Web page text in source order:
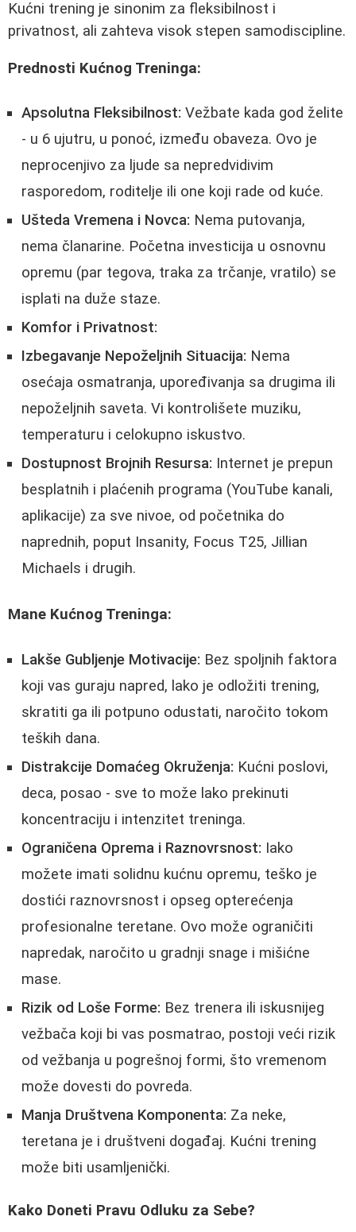
Kućni trening je sinonim za fleksibilnost i
privatnost, ali zahteva visok stepen samodiscipline.
Prednosti Kućnog Treninga:
Apsolutna Fleksibilnost: Vežbate kada god želite
- u 6 ujutru, u ponoć, između obaveza. Ovo je
neprocenjivo za ljude sa nepredvidivim
rasporedom, roditelje ili one koji rade od kuće.
Ušteda Vremena i Novca: Nema putovanja,
nema članarine. Početna investicija u osnovnu
opremu (par tegova, traka za trčanje, vratilo) se
isplati na duže staze.
Komfor i Privatnost:
Izbegavanje Nepoželjnih Situacija: Nema
osećaja osmatranja, upoređivanja sa drugima ili
nepoželjnih saveta. Vi kontrolišete muziku,
temperaturu i celokupno iskustvo.
Dostupnost Brojnih Resursa: Internet je prepun
besplatnih i plaćenih programa (YouTube kanali,
aplikacije) za sve nivoe, od početnika do
naprednih, poput Insanity, Focus T25, Jillian
Michaels i drugih.
Mane Kućnog Treninga:
Lakše Gubljenje Motivacije: Bez spoljnih faktora
koji vas guraju napred, lako je odložiti trening,
skratiti ga ili potpuno odustati, naročito tokom
teških dana.
Distrakcije Domaćeg Okruženja: Kućni poslovi,
deca, posao - sve to može lako prekinuti
koncentraciju i intenzitet treninga.
Ograničena Oprema i Raznovrsnost: Iako
možete imati solidnu kućnu opremu, teško je
dostići raznovrsnost i opseg opterećenja
profesionalne teretane. Ovo može ograničiti
napredak, naročito u gradnji snage i mišićne
mase.
Rizik od Loše Forme: Bez trenera ili iskusnijeg
vežbača koji bi vas posmatrao, postoji veći rizik
od vežbanja u pogrešnoj formi, što vremenom
može dovesti do povreda.
Manja Društvena Komponenta: Za neke,
teretana je i društveni događaj. Kućni trening
može biti usamljenički.
Kako Doneti Pravu Odluku za Sebe?